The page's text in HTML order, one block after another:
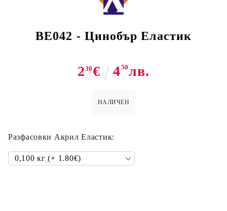
ВЕ042 - Цинобър Еластик
230€ 450лв.
НАЛИЧЕН
Разфасовки Акрил Еластик: